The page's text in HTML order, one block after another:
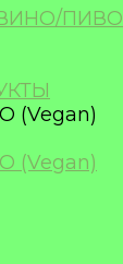
ПИВО
(Vegan)
(Vegan)